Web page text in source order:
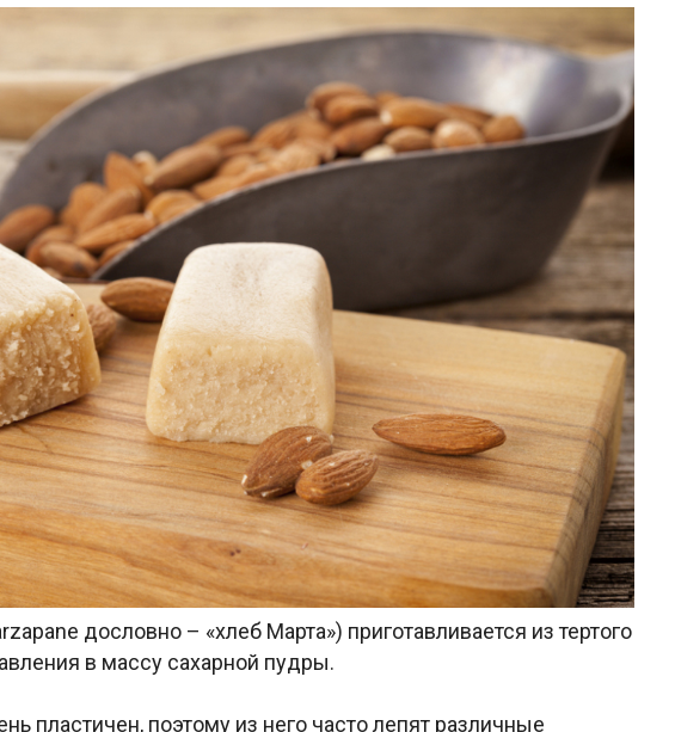
дословно – «хлеб Марта») приготавливается из тертого
в массу сахарной пудры.
пластичен, поэтому из него часто лепят различные